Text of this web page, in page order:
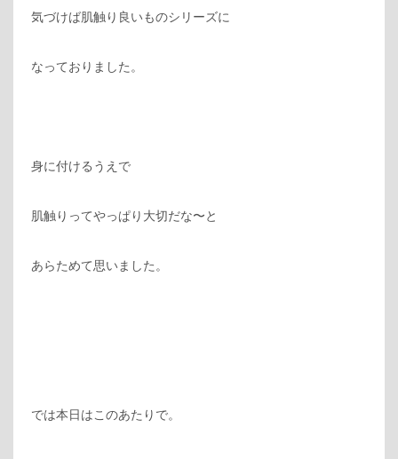
気づけば肌触り良いものシリーズに
なっておりました。
身に付けるうえで
肌触りってやっぱり大切だな〜と
あらためて思いました。
では本日はこのあたりで。